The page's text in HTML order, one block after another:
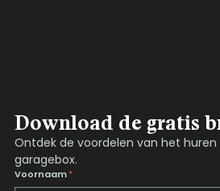
Download de gratis
Ontdek de voordelen van het huren
garagebox.
Voornaam*